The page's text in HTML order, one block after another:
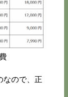
なので、正